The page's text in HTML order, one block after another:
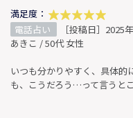
満足度：
電話占い
［投稿日］2025
あきこ / 50代 女性
いつも分かりやすく、具体的
も、こうだろう…って言うと